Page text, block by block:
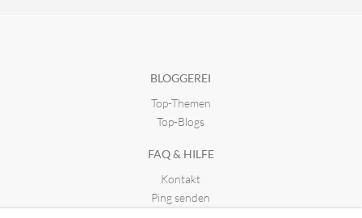
BLOGGEREI
Top-Themen
Top-Blogs
FAQ & HILFE
Kontakt
Ping senden